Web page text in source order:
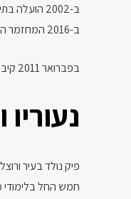
ב-2016 המחזמר הוצג שוב בהפקה עצמאית, ובשנת 2022 עלה המחזמר פעם נוספת בכיכובה של ליהי טולדנו בתפקיד מרי לו.
בפברואר 2011 קיבל את פרס אקו"ם על מפעל חיים בתחום הזמר העברי.
פיק נולד בעיר
חמש החל בלימודי